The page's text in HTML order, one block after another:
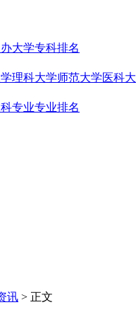
大学专科排名
理科大学师范大学医科
专业专业排名
讯 > 正文